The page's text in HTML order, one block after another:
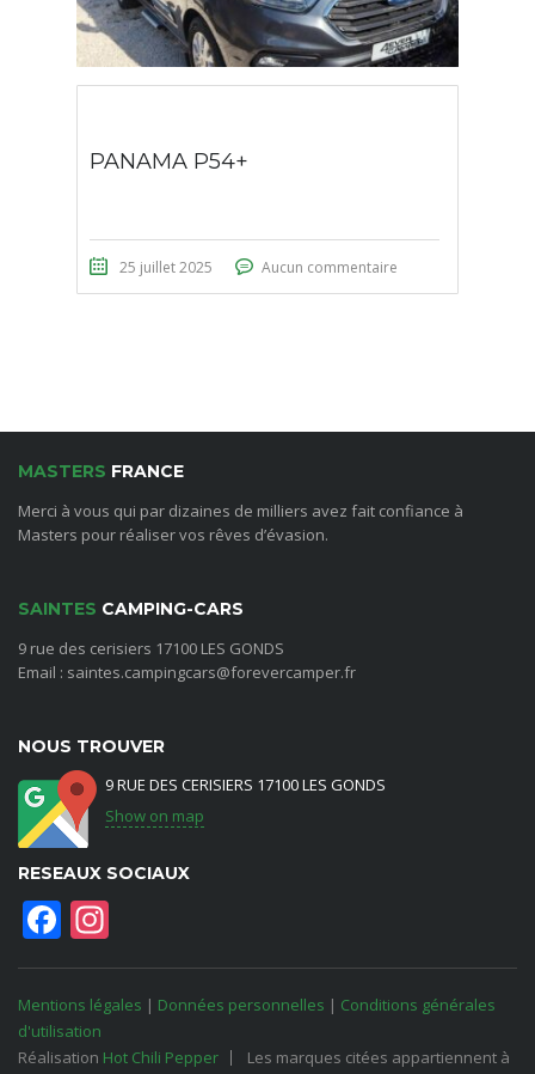
PANAMA P54+
25 juillet 2025 Aucun commentaire
MASTERS FRANCE
Merci à vous qui par dizaines de milliers avez fait confiance à
Masters pour réaliser vos rêves d’évasion.
SAINTES CAMPING-CARS
9 rue des cerisiers 17100 LES GONDS
Email : saintes.campingcars@forevercamper.fr
NOUS TROUVER
9 RUE DES CERISIERS 17100 LES GONDS
Show on map
RESEAUX SOCIAUX
Facebook
Mentions légales | Données personnelles | Conditions générales
d'utilisation
Réalisation Hot Chili Pepper
Les marques citées appartiennent à